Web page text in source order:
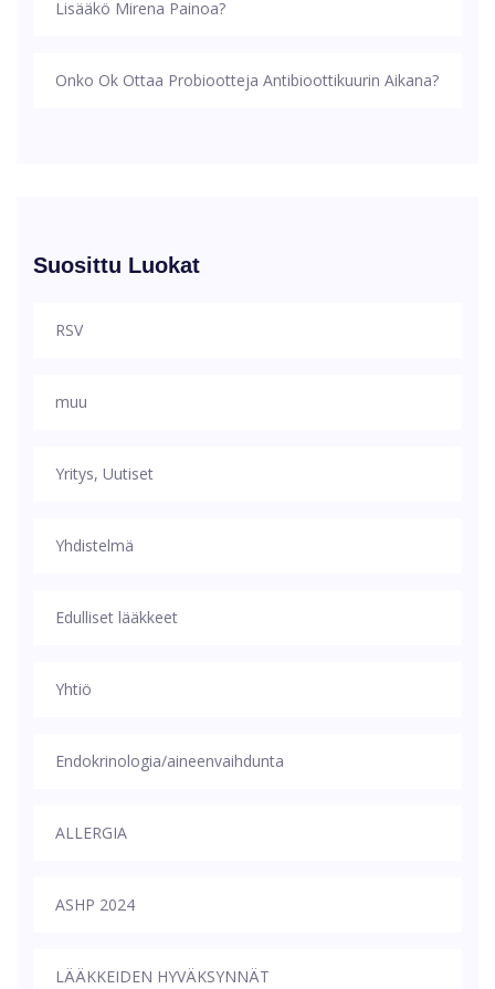
Lisääkö Mirena Painoa?
Onko Ok Ottaa Probiootteja Antibioottikuurin Aikana?
Suosittu Luokat
RSV
muu
Yritys, Uutiset
Yhdistelmä
Edulliset lääkkeet
Yhtiö
Endokrinologia/aineenvaihdunta
ALLERGIA
ASHP 2024
LÄÄKKEIDEN HYVÄKSYNNÄT